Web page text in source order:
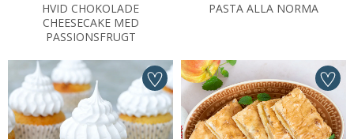
HVID CHOKOLADE
CHEESECAKE MED
PASSIONSFRUGT
PASTA ALLA NORMA